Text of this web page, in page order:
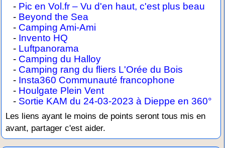
- Pic en Vol.fr – Vu d'en haut, c'est plus beau
- Beyond the Sea
- Camping Ami-Ami
- Invento HQ
- Luftpanorama
- Camping du Halloy
- Camping rang du fliers L'Orée du Bois
- Insta360 Communauté francophone
- Houlgate Plein Vent
- Sortie KAM du 24-03-2023 à Dieppe en 360°
Les liens ayant le moins de points seront tous mis en
avant, partager c'est aider.